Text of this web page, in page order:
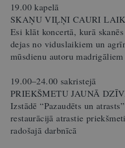
19.00 kapelā
SKAŅU VIĻŅI CAURI
Esi klāt koncertā, kurā
dejas no viduslaikiem un
mūsdienu autoru madrigāliem
19.00–24.00 sakristejā
PRIEKŠMETU JAUNĀ
Izstādē “Pazaudēts un
restaurācijā atrastie
radošajā darbnīcā